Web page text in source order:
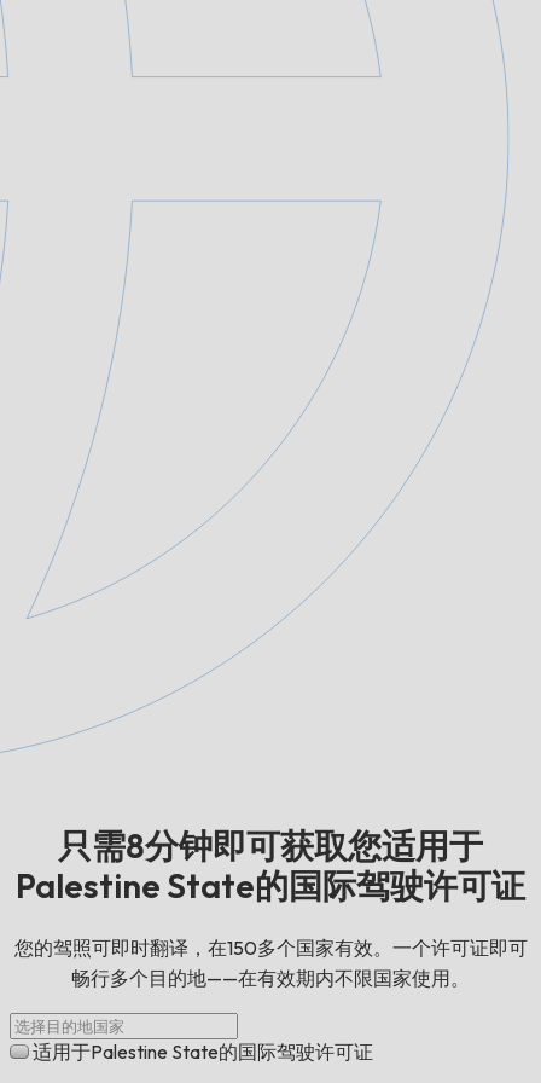
只需8分钟即可获取您适用于
Palestine State的国际驾驶许可证
您的驾照可即时翻译，在150多个国家有效。一个许可证即可
畅行多个目的地——在有效期内不限国家使用。
适用于Palestine State的国际驾驶许可证